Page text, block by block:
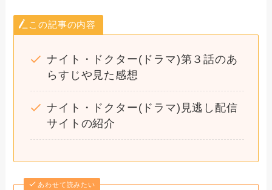
この記事の内容
ナイト・ドクター(ドラマ)第３話のあ
らすじや見た感想
ナイト・ドクター(ドラマ)見逃し配信
サイトの紹介
あわせて読みたい